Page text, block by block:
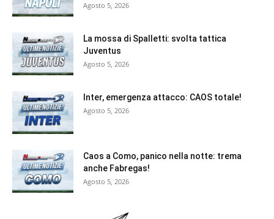
Agosto 5, 2026
La mossa di Spalletti: svolta tattica
Juventus
Agosto 5, 2026
Inter, emergenza attacco: CAOS totale!
Agosto 5, 2026
Caos a Como, panico nella notte: trema
anche Fabregas!
Agosto 5, 2026